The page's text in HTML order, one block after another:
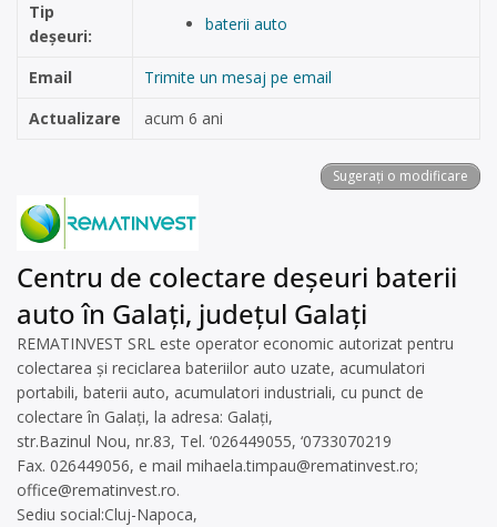
Tip
deșeuri:
baterii auto
Email
Trimite un mesaj pe email
Actualizare
acum 6 ani
Sugerați o modificare
Centru de colectare deșeuri baterii
auto în Galați, județul Galați
REMATINVEST SRL este operator economic autorizat pentru
colectarea și reciclarea bateriilor auto uzate, acumulatori
portabili, baterii auto, acumulatori industriali, cu punct de
colectare în Galați, la adresa: Galați,
str.Bazinul Nou, nr.83, Tel. ‘026449055, ‘0733070219
Fax. 026449056, e mail mihaela.timpau@rematinvest.ro;
office@rematinvest.ro.
Sediu social:Cluj-Napoca,